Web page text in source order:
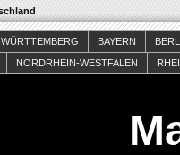
BAYERN
NORDRHEIN-WESTFALEN